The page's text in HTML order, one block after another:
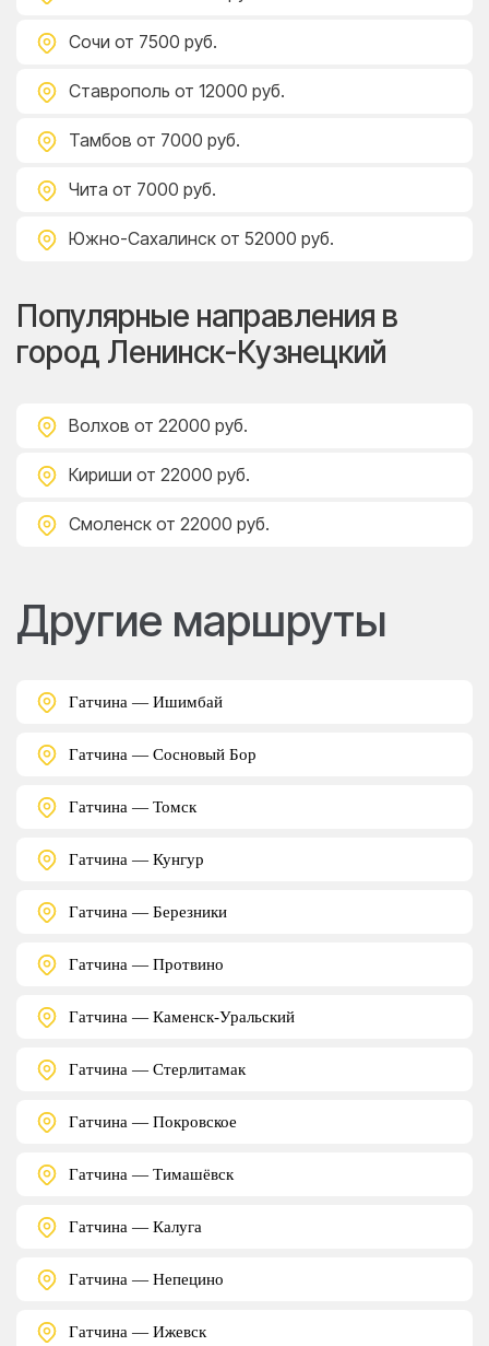
Сочи от 7500 руб.
Ставрополь от 12000 руб.
Тамбов от 7000 руб.
Чита от 7000 руб.
Южно-Сахалинск от 52000 руб.
Популярные направления в
город Ленинск-Кузнецкий
Волхов от 22000 руб.
Кириши от 22000 руб.
Смоленск от 22000 руб.
Другие маршруты
Гатчина — Ишимбай
Гатчина — Сосновый Бор
Гатчина — Томск
Гатчина — Кунгур
Гатчина — Березники
Гатчина — Протвино
Гатчина — Каменск-Уральский
Гатчина — Стерлитамак
Гатчина — Покровское
Гатчина — Тимашёвск
Гатчина — Калуга
Гатчина — Непецино
Гатчина — Ижевск